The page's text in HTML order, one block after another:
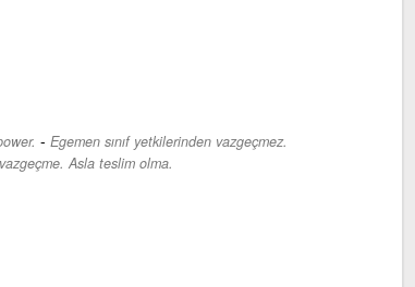
- Egemen sınıf yetkilerinden vazgeçmez.
Asla teslim olma.